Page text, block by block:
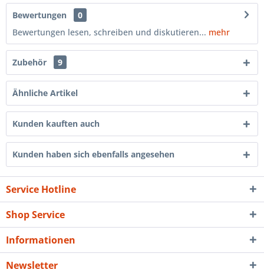
Bewertungen
0
Bewertungen lesen, schreiben und diskutieren... mehr
Zubehör 9
Ähnliche Artikel
Kunden kauften auch
Kunden haben sich ebenfalls angesehen
Service Hotline
Shop Service
Informationen
Newsletter